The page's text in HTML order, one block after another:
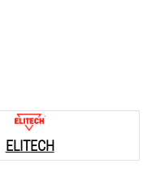
ELITECH